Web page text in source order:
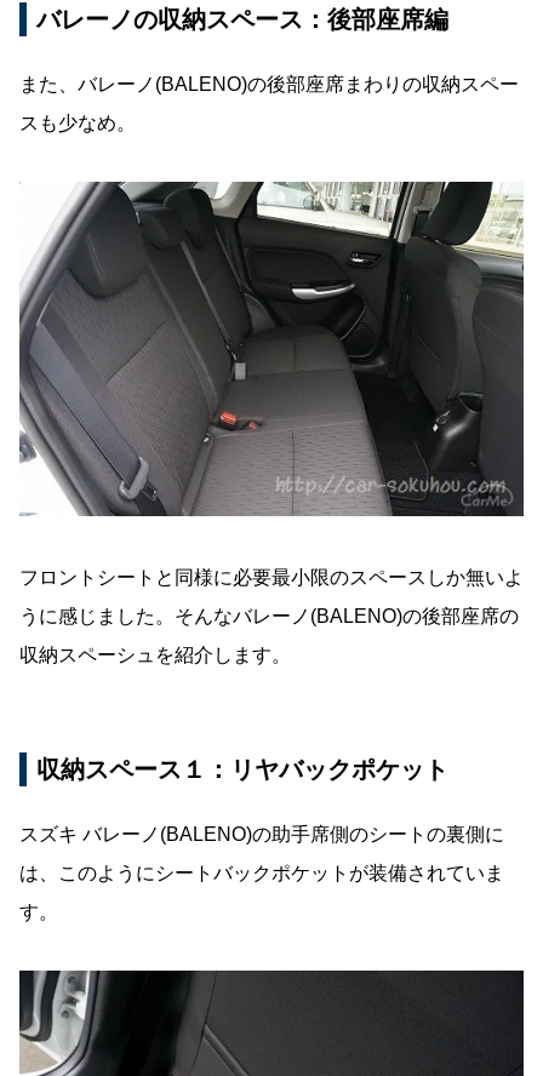
バレーノの収納スペース：後部座席編
また、バレーノ(BALENO)の後部座席まわりの収納スペー
スも少なめ。
フロントシートと同様に必要最小限のスペースしか無いよ
うに感じました。そんなバレーノ(BALENO)の後部座席の
収納スペーシュを紹介します。
収納スペース１：リヤバックポケット
スズキ バレーノ(BALENO)の助手席側のシートの裏側に
は、このようにシートバックポケットが装備されていま
す。